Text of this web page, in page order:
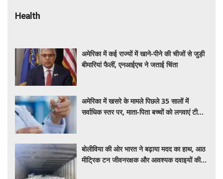
Health
अमेरिका में कई राज्यों में खाने-पीने की चीजों से जुड़ी
बीमारियां फैलीं, एनआईएच ने जताई चिंता
अमेरिका में खसरे के मामले पिछले 35 सालों में
सर्वाधिक स्तर पर, माता-पिता बच्चों को लगवाएं टीके :
बोलीविया की ओर भारत ने बढ़ाया मदद का हाथ, आठ
मीट्रिक टन जीवनरक्षक और आवश्यक दवाइयों की